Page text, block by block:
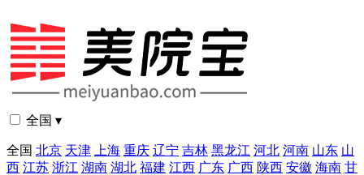
全国 ▾
全国 北京 天津 上海 重庆 辽宁 吉林 黑龙江 河北 河南 山东 山
西 江苏 浙江 湖南 湖北 福建 江西 广东 广西 陕西 安徽 海南 甘